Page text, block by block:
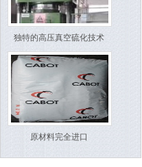
独特的高压真空硫化技术
原材料完全进口